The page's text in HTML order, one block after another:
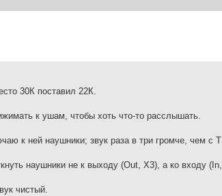
30К поставил 22К.
к ушам, чтобы хоть что-то расслышать.
к ней наушники; звук раза в три громче, чем с
наушники не к выходу (Out, X3), а ко входу
чистый.